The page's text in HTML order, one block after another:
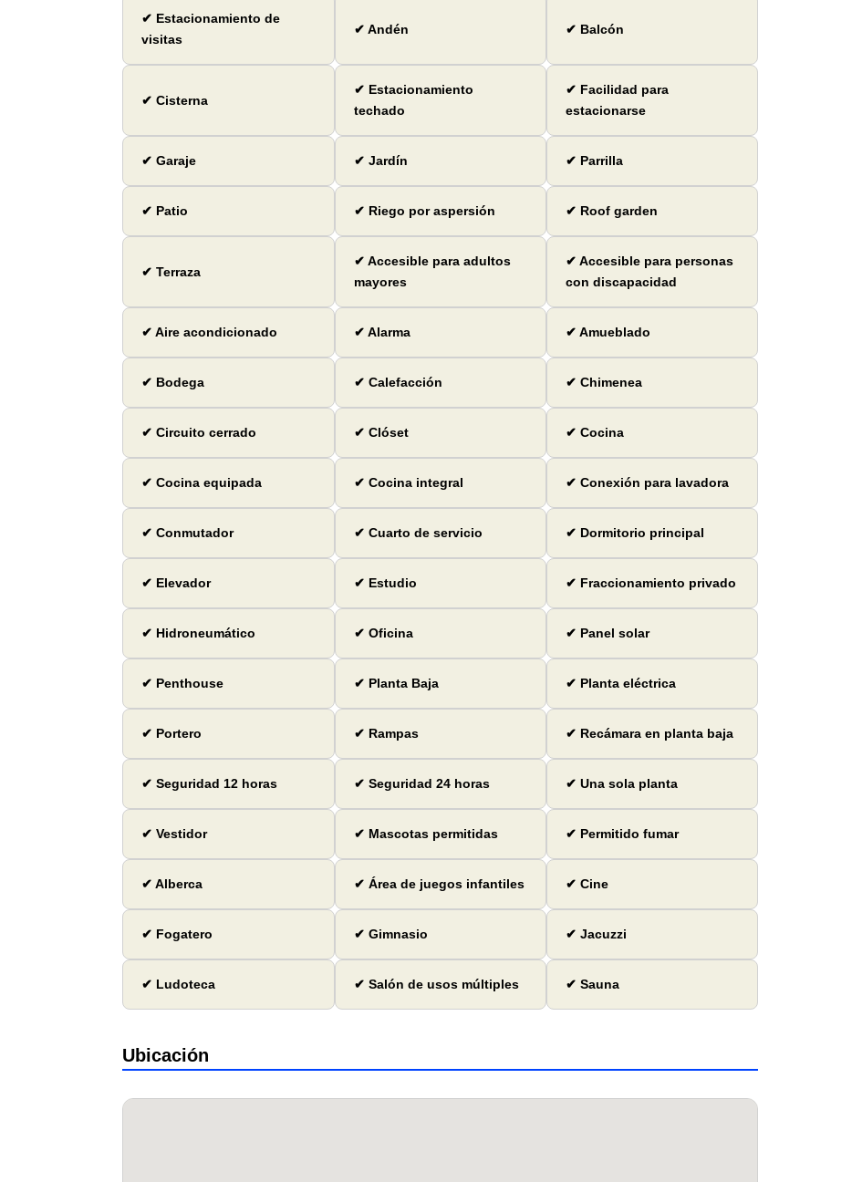
✔ Estacionamiento de
visitas
✔ Andén ✔ Balcón
✔ Cisterna
✔ Estacionamiento
techado
✔ Facilidad para
estacionarse
✔ Garaje ✔ Jardín ✔ Parrilla
✔ Patio ✔ Riego por aspersión ✔ Roof garden
✔ Terraza
✔ Accesible para adultos
mayores
✔ Accesible para personas
con discapacidad
✔ Aire acondicionado ✔ Alarma ✔ Amueblado
✔ Bodega ✔ Calefacción ✔ Chimenea
✔ Circuito cerrado ✔ Clóset ✔ Cocina
✔ Cocina equipada ✔ Cocina integral ✔ Conexión para lavadora
✔ Conmutador ✔ Cuarto de servicio ✔ Dormitorio principal
✔ Elevador ✔ Estudio ✔ Fraccionamiento privado
✔ Hidroneumático ✔ Oficina ✔ Panel solar
✔ Penthouse ✔ Planta Baja ✔ Planta eléctrica
✔ Portero ✔ Rampas ✔ Recámara en planta baja
✔ Seguridad 12 horas ✔ Seguridad 24 horas ✔ Una sola planta
✔ Vestidor ✔ Mascotas permitidas ✔ Permitido fumar
✔ Alberca ✔ Área de juegos infantiles ✔ Cine
✔ Fogatero ✔ Gimnasio ✔ Jacuzzi
✔ Ludoteca ✔ Salón de usos múltiples ✔ Sauna
Ubicación